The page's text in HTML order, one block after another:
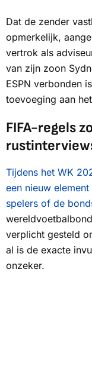
Dat de zender
opmerkelijk,
vertrok als
van zijn zoon
ESPN verbonden
toevoeging aan
FIFA-regels
Tijdens het WK
een nieuw
spelers of de
verplicht gesteld
al is de exacte
onzeker.